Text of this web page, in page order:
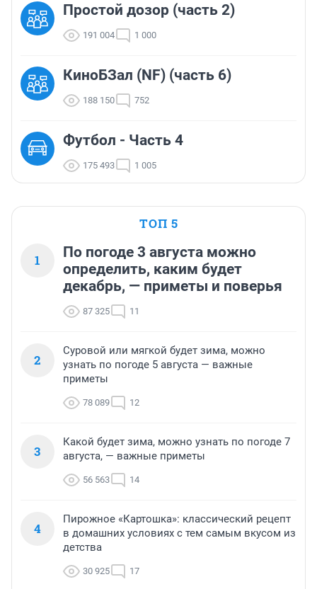
Простой дозор (часть 2)
191 004 1 000
КиноБЗал (NF) (часть 6)
188 150 752
Футбол - Часть 4
175 493 1 005
ТОП 5
1
По погоде 3 августа можно
определить, каким будет
декабрь, — приметы и поверья
87 325 11
2
Суровой или мягкой будет зима, можно
узнать по погоде 5 августа — важные
приметы
78 089 12
3
Какой будет зима, можно узнать по погоде 7
августа, — важные приметы
56 563 14
4
Пирожное «Картошка»: классический рецепт
в домашних условиях с тем самым вкусом из
детства
30 925 17